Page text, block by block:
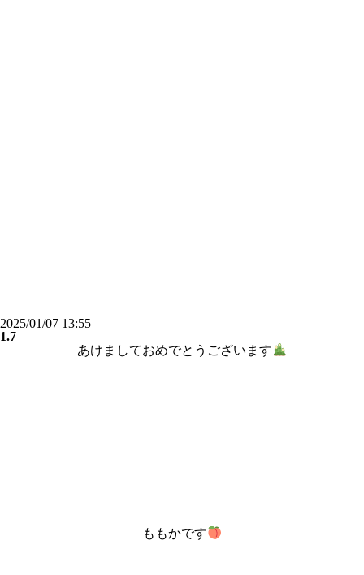
2025/01/07 13:55
1.7
あけましておめでとうございます
ももかです